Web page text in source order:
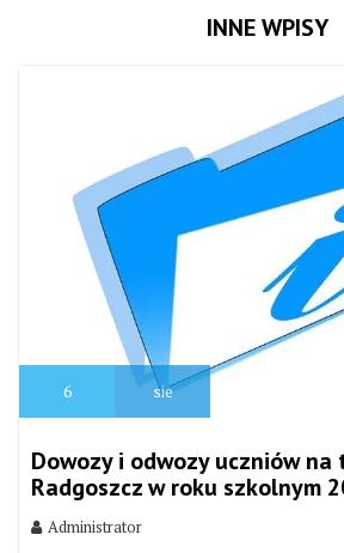
INNE WPISY
6 sie
Dowozy i odwozy uczniów na
Radgoszcz w roku szkolnym
Administrator